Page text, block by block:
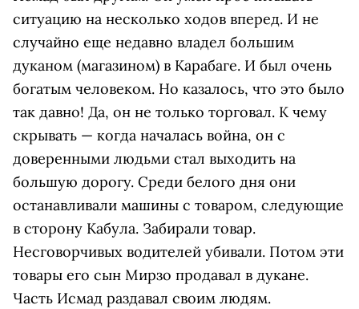
ситуацию на несколько ходов вперед. И не
случайно еще недавно владел большим
дуканом (магазином) в Карабаге. И был очень
богатым человеком. Но казалось, что это было
так давно! Да, он не только торговал. К чему
скрывать — когда началась война, он с
доверенными людьми стал выходить на
большую дорогу. Среди белого дня они
останавливали машины с товаром, следующие
в сторону Кабула. Забирали товар.
Несговорчивых водителей убивали. Потом эти
товары его сын Мирзо продавал в дукане.
Часть Исмад раздавал своим людям.